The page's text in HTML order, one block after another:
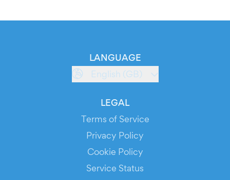
LANGUAGE
English (GB)
LEGAL
Terms of Service
Privacy Policy
Cookie Policy
Service Status